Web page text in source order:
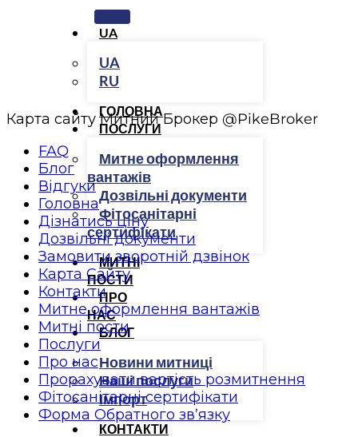
UA
UA
RU
ГОЛОВНА
ПОСЛУГИ
Митне оформлення
вантажів
Дозвільні документи
Фітосанітарні
сертифікати
МИТНІ
ПОСТИ
ПРО
НАС
БЛОГ
Новини митниці
Наші послуги
Імпорт
КОНТАКТИ
Карта сайту Митний Брокер @PikeBroker
FAQ
Блог
Відгуки
Головна
Дізнатись ціну
Дозвільні документи
Замовити зворотній дзвінок
Карта Сайту
Контакти
Митне оформлення вантажів
Митні пости
Послуги
Про нас
Прорахувати вартість розмитнення
Фітосанітарні сертифікати
Форма Обратного зв’язку